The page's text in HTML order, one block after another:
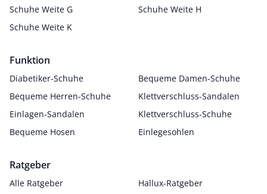
Schuhe Weite G
Schuhe Weite H
Schuhe Weite K
Funktion
Diabetiker-Schuhe
Bequeme Damen-Schuhe
Bequeme Herren-Schuhe
Klettverschluss-Sandalen
Einlagen-Sandalen
Klettverschluss-Schuhe
Bequeme Hosen
Einlegesohlen
Ratgeber
Alle Ratgeber
Hallux-Ratgeber